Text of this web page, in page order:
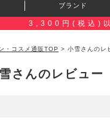
ブランド
3,300円(税込)以
・コスメ通販TOP > 小雪さんのレ
さんのレビュー